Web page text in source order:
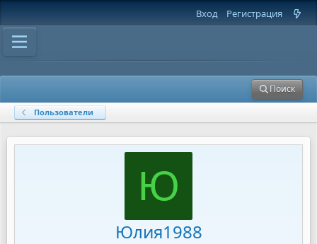
Вход Регистрация
Поиск
Пользователи
Ю
Юлия1988